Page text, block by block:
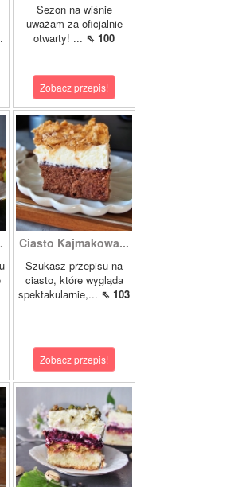
Sezon na wiśnie
uważam za oficjalnie
otwarty! ... ⇖ 100
Zobacz przepis!
Ciasto Kajmakowa...
Szukasz przepisu na
ciasto, które wygląda
spektakularnie,... ⇖ 103
Zobacz przepis!